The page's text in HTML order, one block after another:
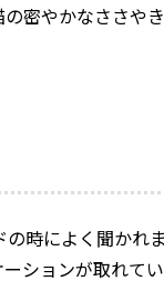
密やかなささや
時によく聞かれ
ションが取れてい